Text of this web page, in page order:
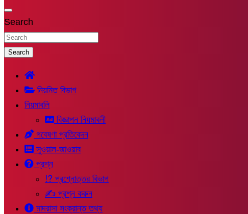
Search
Search
নিয়মিত বিভাগ
নিয়মাবলি
বিজ্ঞাপন নিয়মাবলী
গবেষণা প্রতিবেদন
সুওয়াল-জাওয়াব
প্রশ্ন
⁉ প্রশ্নোত্তর বিভাগ
✍ প্রশ্ন করুন
মাদরাসা সংক্রান্ত তথ্য